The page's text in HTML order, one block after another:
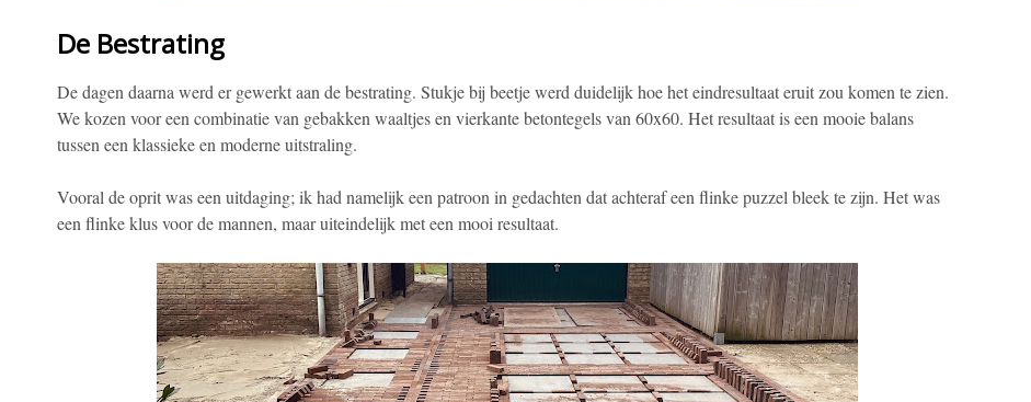
De Bestrating
De dagen daarna werd er gewerkt aan de bestrating. Stukje bij beetje werd duidelijk hoe het eindresultaat eruit zou komen te zien.
We kozen voor een combinatie van gebakken waaltjes en vierkante betontegels van 60x60. Het resultaat is een mooie balans
tussen een klassieke en moderne uitstraling.
Vooral de oprit was een uitdaging; ik had namelijk een patroon in gedachten dat achteraf een flinke puzzel bleek te zijn. Het was
een flinke klus voor de mannen, maar uiteindelijk met een mooi resultaat.